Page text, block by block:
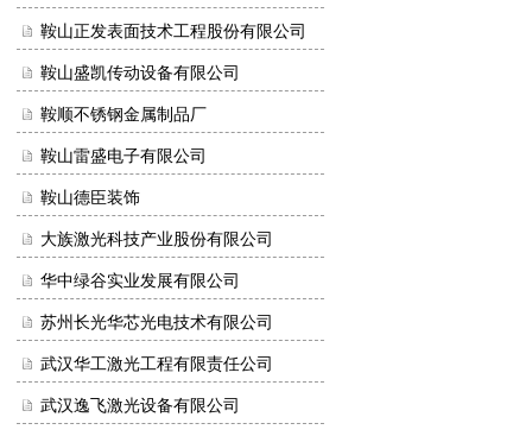
鞍山正发表面技术工程股份有限公司
鞍山盛凯传动设备有限公司
鞍顺不锈钢金属制品厂
鞍山雷盛电子有限公司
鞍山德臣装饰
大族激光科技产业股份有限公司
华中绿谷实业发展有限公司
苏州长光华芯光电技术有限公司
武汉华工激光工程有限责任公司
武汉逸飞激光设备有限公司